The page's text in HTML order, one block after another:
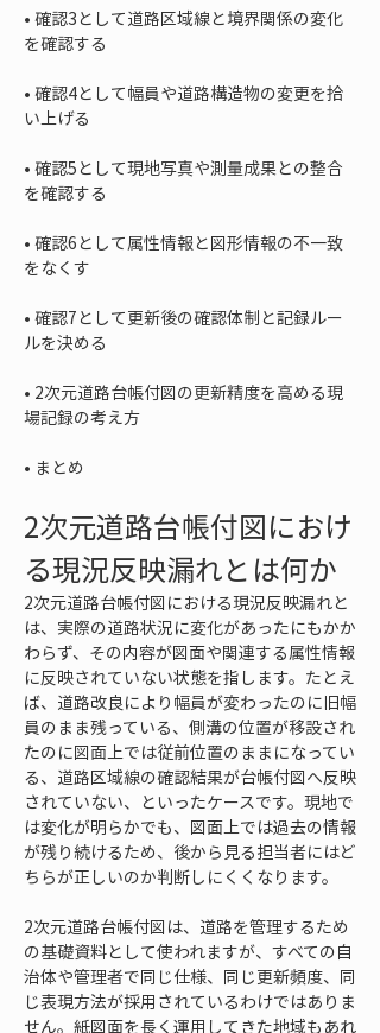
• 確認3として道路区域線と境界関係の変化
• 確認4として幅員や道路構造物の変更を拾
• 確認5として現地写真や測量成果との整合
• 確認6として属性情報と図形情報の不一致
• 確認7として更新後の確認体制と記録ルー
• 2次元道路台帳付図の更新精度を高める現
• まとめ
2次元道路台帳付図におけ
る現況反映漏れとは何か
2次元道路台帳付図における現況反映漏れと
は、実際の道路状況に変化があったにもかか
わらず、その内容が図面や関連する属性情報
に反映されていない状態を指します。たとえ
ば、道路改良により幅員が変わったのに旧幅
員のまま残っている、側溝の位置が移設され
たのに図面上では従前位置のままになってい
る、道路区域線の確認結果が台帳付図へ反映
されていない、といったケースです。現地で
は変化が明らかでも、図面上では過去の情報
が残り続けるため、後から見る担当者にはど
ちらが正しいのか判断しにくくなります。
2次元道路台帳付図は、道路を管理するため
の基礎資料として使われますが、すべての自
治体や管理者で同じ仕様、同じ更新頻度、同
じ表現方法が採用されているわけではありま
せん。紙図面を長く運用してきた地域もあれ